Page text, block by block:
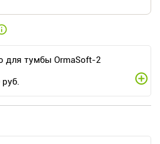
для тумбы OrmaSoft-2
руб.